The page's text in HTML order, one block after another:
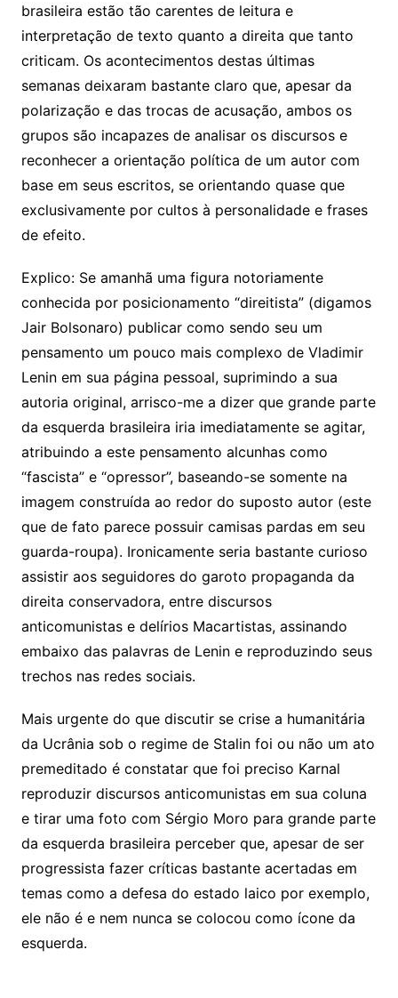
brasileira estão tão carentes de leitura e
interpretação de texto quanto a direita que tanto
criticam. Os acontecimentos destas últimas
semanas deixaram bastante claro que, apesar da
polarização e das trocas de acusação, ambos os
grupos são incapazes de analisar os discursos e
reconhecer a orientação política de um autor com
base em seus escritos, se orientando quase que
exclusivamente por cultos à personalidade e frases
de efeito.
Explico: Se amanhã uma figura notoriamente
conhecida por posicionamento “direitista” (digamos
Jair Bolsonaro) publicar como sendo seu um
pensamento um pouco mais complexo de Vladimir
Lenin em sua página pessoal, suprimindo a sua
autoria original, arrisco-me a dizer que grande parte
da esquerda brasileira iria imediatamente se agitar,
atribuindo a este pensamento alcunhas como
“fascista” e “opressor”, baseando-se somente na
imagem construída ao redor do suposto autor (este
que de fato parece possuir camisas pardas em seu
guarda-roupa). Ironicamente seria bastante curioso
assistir aos seguidores do garoto propaganda da
direita conservadora, entre discursos
anticomunistas e delírios Macartistas, assinando
embaixo das palavras de Lenin e reproduzindo seus
trechos nas redes sociais.
Mais urgente do que discutir se crise a humanitária
da Ucrânia sob o regime de Stalin foi ou não um ato
premeditado é constatar que foi preciso Karnal
reproduzir discursos anticomunistas em sua coluna
e tirar uma foto com Sérgio Moro para grande parte
da esquerda brasileira perceber que, apesar de ser
progressista fazer críticas bastante acertadas em
temas como a defesa do estado laico por exemplo,
ele não é e nem nunca se colocou como ícone da
esquerda.